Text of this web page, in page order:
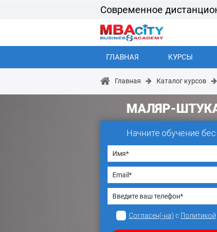
Современное
ГЛАВНАЯ КУРСЫ
Главная Каталог курсов
МАЛЯР-
Начните обучение
Согласен(-на) с Политикой